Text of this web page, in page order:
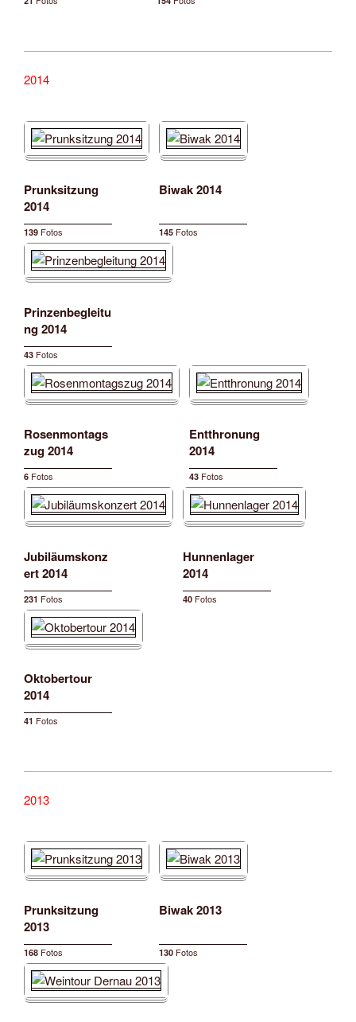
2014
Prunksitzung
2014
139 Fotos
Biwak 2014
145 Fotos
Prinzenbegleitu
ng 2014
43 Fotos
Rosenmontags
zug 2014
6 Fotos
Entthronung
2014
43 Fotos
Jubiläumskonz
ert 2014
231 Fotos
Hunnenlager
2014
40 Fotos
Oktobertour
2014
41 Fotos
2013
Prunksitzung
2013
168 Fotos
Biwak 2013
130 Fotos